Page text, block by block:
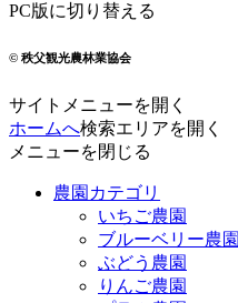
PC版に切り替える
© 秩父観光農林業協会
サイトメニューを開く
ホームへ検索エリアを開く
メニューを閉じる
農園カテゴリ
いちご農園
ブルーベリー農園
ぶどう農園
りんご農園